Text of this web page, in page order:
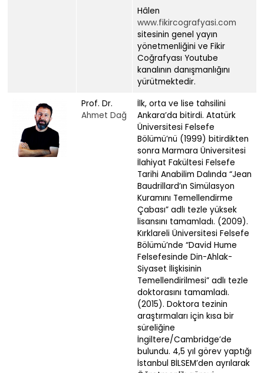
Hâlen
www.fikircografyasi.com
sitesinin genel yayın
yönetmenliğini ve Fikir
Coğrafyası Youtube
kanalının danışmanlığını
yürütmektedir.
Prof. Dr.
Ahmet Dağ
İlk, orta ve lise tahsilini
Ankara’da bitirdi. Atatürk
Üniversitesi Felsefe
Bölümü’nü (1999) bitirdikten
sonra Marmara Üniversitesi
İlahiyat Fakültesi Felsefe
Tarihi Anabilim Dalında “Jean
Baudrillard’ın Simülasyon
Kuramını Temellendirme
Çabası” adlı tezle yüksek
lisansını tamamladı. (2009).
Kırklareli Üniversitesi Felsefe
Bölümü’nde “David Hume
Felsefesinde Din-Ahlak-
Siyaset İlişkisinin
Temellendirilmesi” adlı tezle
doktorasını tamamladı.
(2015). Doktora tezinin
araştırmaları için kısa bir
süreliğine
İngiltere/Cambridge’de
bulundu. 4,5 yıl görev yaptığı
İstanbul BİLSEM’den ayrılarak